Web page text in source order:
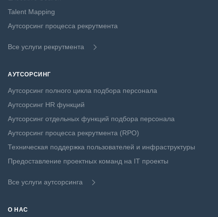
Talent Mapping
Аутсорсинг процесса рекрутмента
Все услуги рекрутмента
АУТСОРСИНГ
Аутсорсинг полного цикла подбора персонала
Аутсорсинг HR функций
Аутсорсинг отдельных функций подбора персонала
Аутсорсинг процесса рекрутмента (RPO)
Техническая поддержка пользователей и инфраструктуры
Предоставление проектных команд на IT проекты
Все услуги аутсорсинга
О НАС